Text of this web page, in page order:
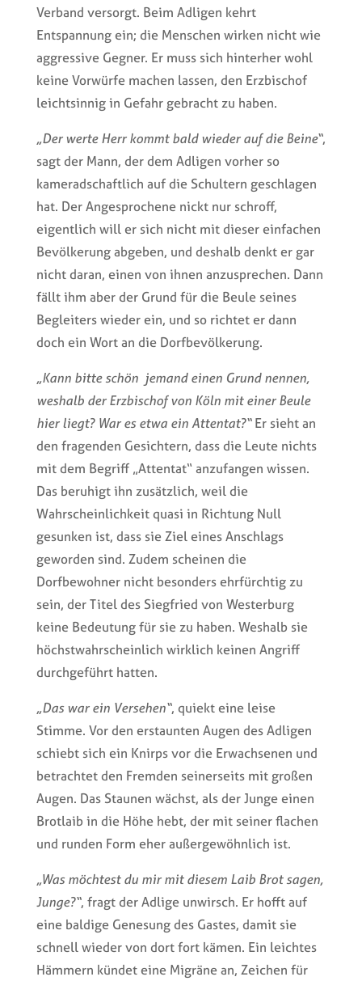
Verband versorgt. Beim Adligen kehrt
Entspannung ein; die Menschen wirken nicht wie
aggressive Gegner. Er muss sich hinterher wohl
keine Vorwürfe machen lassen, den Erzbischof
leichtsinnig in Gefahr gebracht zu haben.
„Der werte Herr kommt bald wieder auf die Beine“,
sagt der Mann, der dem Adligen vorher so
kameradschaftlich auf die Schultern geschlagen
hat. Der Angesprochene nickt nur schroff,
eigentlich will er sich nicht mit dieser einfachen
Bevölkerung abgeben, und deshalb denkt er gar
nicht daran, einen von ihnen anzusprechen. Dann
fällt ihm aber der Grund für die Beule seines
Begleiters wieder ein, und so richtet er dann
doch ein Wort an die Dorfbevölkerung.
„Kann bitte schön jemand einen Grund nennen,
weshalb der Erzbischof von Köln mit einer Beule
hier liegt? War es etwa ein Attentat?“Er sieht an
den fragenden Gesichtern, dass die Leute nichts
mit dem Begriff „Attentat“ anzufangen wissen.
Das beruhigt ihn zusätzlich, weil die
Wahrscheinlichkeit quasi in Richtung Null
gesunken ist, dass sie Ziel eines Anschlags
geworden sind. Zudem scheinen die
Dorfbewohner nicht besonders ehrfürchtig zu
sein, der Titel des Siegfried von Westerburg
keine Bedeutung für sie zu haben. Weshalb sie
höchstwahrscheinlich wirklich keinen Angriff
durchgeführt hatten.
„Das war ein Versehen“, quiekt eine leise
Stimme. Vor den erstaunten Augen des Adligen
schiebt sich ein Knirps vor die Erwachsenen und
betrachtet den Fremden seinerseits mit großen
Augen. Das Staunen wächst, als der Junge einen
Brotlaib in die Höhe hebt, der mit seiner flachen
und runden Form eher außergewöhnlich ist.
„Was möchtest du mir mit diesem Laib Brot sagen,
Junge?“, fragt der Adlige unwirsch. Er hofft auf
eine baldige Genesung des Gastes, damit sie
schnell wieder von dort fort kämen. Ein leichtes
Hämmern kündet eine Migräne an, Zeichen für